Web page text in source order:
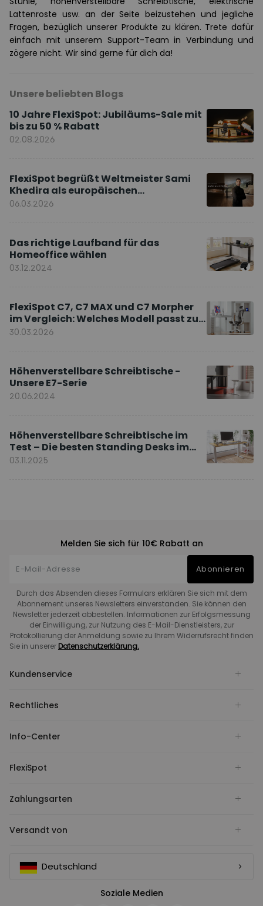
Lattenroste usw. an der Seite beizustehen und jegliche
Fragen, bezüglich unserer Produkte zu klären. Trete dafür
einfach mit unserem Support-Team in Verbindung und
zögere nicht. Wir sind gerne für dich da!
Unsere beliebten Blogs
10 Jahre FlexiSpot: Jubiläums-Sale mit
bis zu 50 % Rabatt
02.08.2026
FlexiSpot begrüßt Weltmeister Sami
Khedira als europäischen
Markenbotschafter
06.03.2026
Das richtige Laufband für das
Homeoffice wählen
03.12.2024
FlexiSpot C7, C7 MAX und C7 Morpher
im Vergleich: Welches Modell passt zu
Ihnen?
30.03.2026
Höhenverstellbare Schreibtische -
Unsere E7-Serie
20.06.2024
Höhenverstellbare Schreibtische im
Test – Die besten Standing Desks im
Vergleich
03.11.2025
Melden Sie sich für 10€ Rabatt an
Abonnieren
Durch das Absenden dieses Formulars erklären Sie sich mit dem
Abonnement unseres Newsletters einverstanden. Sie können den
Newsletter jederzeit abbestellen. Informationen zur Erfolgsmessung
der Einwilligung, zur Nutzung des E-Mail-Dienstleisters, zur
Protokollierung der Anmeldung sowie zu Ihrem Widerrufsrecht finden
Sie in unserer Datenschutzerklärung.
Kundenservice
Rechtliches
Info-Center
FlexiSpot
Zahlungsarten
Versandt von
Deutschland
Soziale Medien